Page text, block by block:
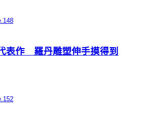
表作 羅丹雕塑伸手摸得到